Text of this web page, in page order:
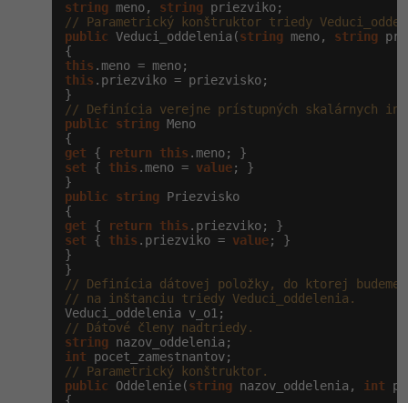
Copywriter
WordPress specialista
SEO specialista
Algoritmy -41%
Umělá inteligence (AI)
Pro děti
Více
Fórum
Testování softwaru
Datová analýza
Digitální gramotnost
Kurzy designu
HTML/CSS -80%
Photoshop -80%
Příběhy absolventů
string meno, string
// Parametrický konštruktor triedy
public Veduci_oddelenia(string meno, string
this
this .priezviko = priezvisko;
// Definícia verejne prístupných skalárnych
public
string Meno
get { return this
set { this .meno = value; }
public
string Priezvisko
get { return this
set { this .priezviko = value; }
}
// Definícia dátovej položky, do ktorej budeme
// na inštanciu triedy Veduci_oddelenia.
// Dátové členy nadtriedy.
string
int
// Parametrický konštruktor.
public Oddelenie(string nazov_oddelenia, int